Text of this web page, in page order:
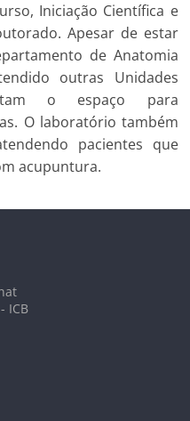
, Iniciação Científica e
Apesar de estar
de Anatomia
outras Unidades
o espaço para
O laboratório também
pacientes que
acupuntura.
ICB